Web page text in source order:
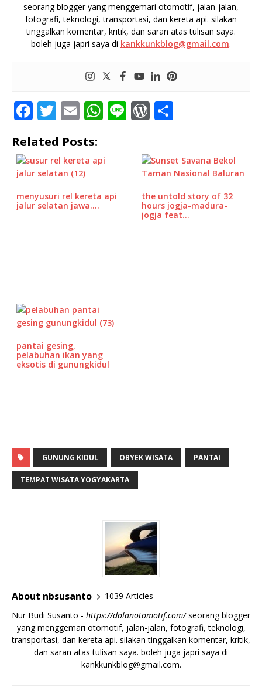
seorang blogger yang menggemari otomotif, jalan-jalan,
fotografi, teknologi, transportasi, dan kereta api. silakan
tinggalkan komentar, kritik, dan saran atas tulisan saya.
boleh juga japri saya di kankkunkblog@gmail.com.
F
c
e
o
T
it
te
E
ai
l
W
s
p
Li W
d
r
e
e
Related Posts:
menyusuri rel kereta api
jalur selatan jawa.…
the untold story of 32
hours jogja-madura-
jogja feat…
pantai gesing,
pelabuhan ikan yang
eksotis di gunungkidul
GUNUNG KIDUL OBYEK WISATA PANTAI
TEMPAT WISATA YOGYAKARTA
About nbsusanto
1039 Articles
Nur Budi Susanto - https://dolanotomotif.com/seorang blogger
yang menggemari otomotif, jalan-jalan, fotografi, teknologi,
transportasi, dan kereta api. silakan tinggalkan komentar, kritik,
dan saran atas tulisan saya. boleh juga japri saya di
kankkunkblog@gmail.com.